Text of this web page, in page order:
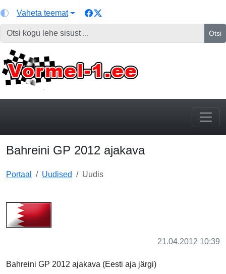
Vaheta teemat
Otsi
Bahreini GP 2012 ajakava
Portaal Uudised Uudis
21.04.2012 10:39
Bahreini GP 2012 ajakava (Eesti aja järgi)